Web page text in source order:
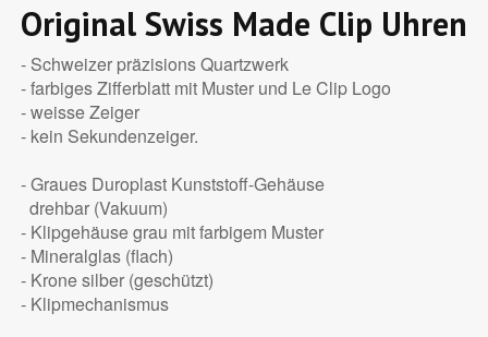
Original Swiss Made Clip Uhren
- Schweizer präzisions Quartzwerk
- farbiges Zifferblatt mit Muster und Le Clip Logo
- weisse Zeiger
- kein Sekundenzeiger.
- Graues Duroplast Kunststoff-Gehäuse
drehbar (Vakuum)
- Klipgehäuse grau mit farbigem Muster
- Mineralglas (flach)
- Krone silber (geschützt)
- Klipmechanismus